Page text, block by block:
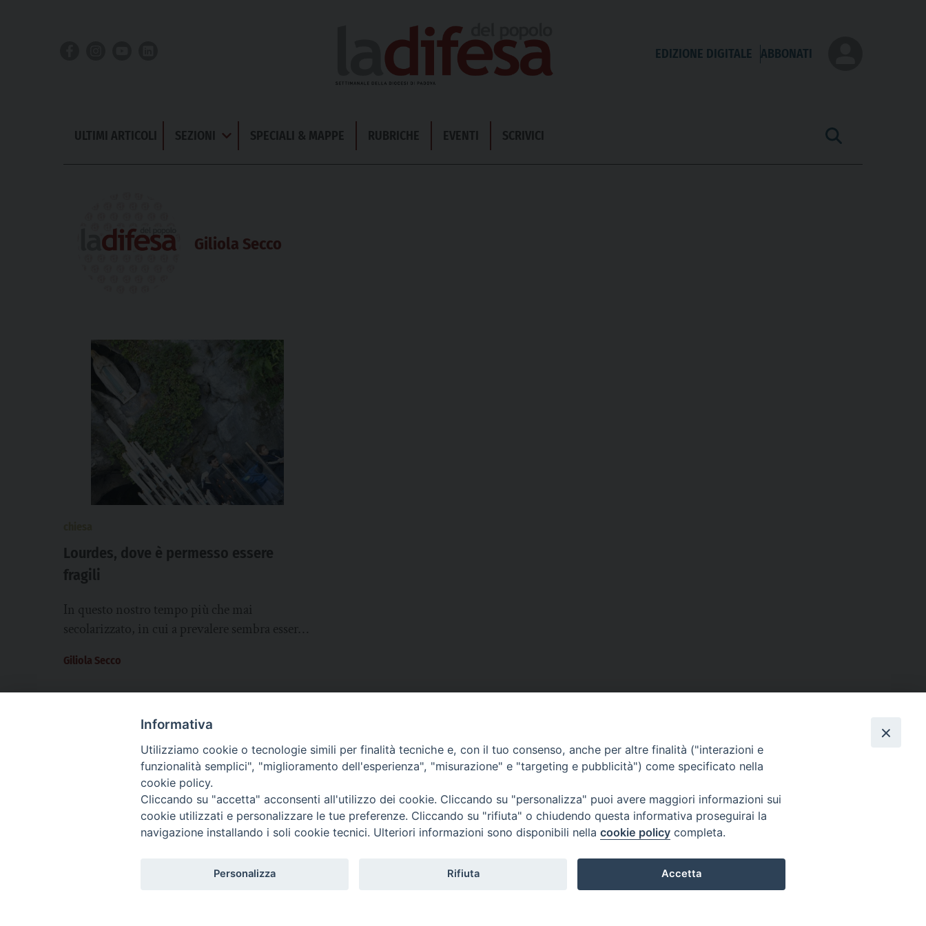
EDIZIONE DIGITALE ABBONATI
ULTIMI ARTICOLI SEZIONI
Apri
Menu
SPECIALI & MAPPE RUBRICHE EVENTI SCRIVICI
Giliola Secco
Lourdes, dove è permesso essere
fragili
In questo nostro tempo più che mai
secolarizzato, in cui a prevalere sembra essere
Giliola Secco
AMMINISTRAZIONE TRASPARENTE SCRIVICI
La Difesa del Popolo percepisce i contributi pubblici all'editoria.
La Difesa del Popolo è una testata registrata presso il Tribunale di Padova decreto del 15 giugno 1950 al n. 37 del registro periodici.
Informativa
Utilizziamo cookie o tecnologie simili per finalità tecniche e, con il tuo consenso, anche per altre finalità ("interazioni e
funzionalità semplici", "miglioramento dell'esperienza", "misurazione" e "targeting e pubblicità") come specificato nella
cookie policy.
Cliccando su "accetta" acconsenti all'utilizzo dei cookie. Cliccando su "personalizza" puoi avere maggiori informazioni sui
cookie utilizzati e personalizzare le tue preferenze. Cliccando su "rifiuta" o chiudendo questa informativa proseguirai la
navigazione installando i soli cookie tecnici. Ulteriori informazioni sono disponibili nella cookie policy completa.
Personalizza Rifiuta Accetta